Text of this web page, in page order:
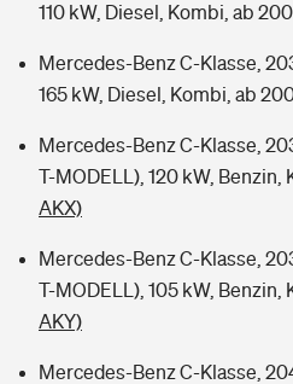
110 kW, Diesel, Kombi, ab
Mercedes-Benz C-Klasse,
165 kW, Diesel, Kombi, ab
Mercedes-Benz C-Klasse,
T-MODELL), 120 kW, Benzin,
AKX)
Mercedes-Benz C-Klasse,
T-MODELL), 105 kW, Benzin,
AKY)
Mercedes-Benz C-Klasse,